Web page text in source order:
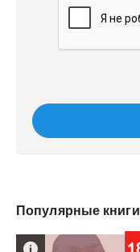
Популярные книги